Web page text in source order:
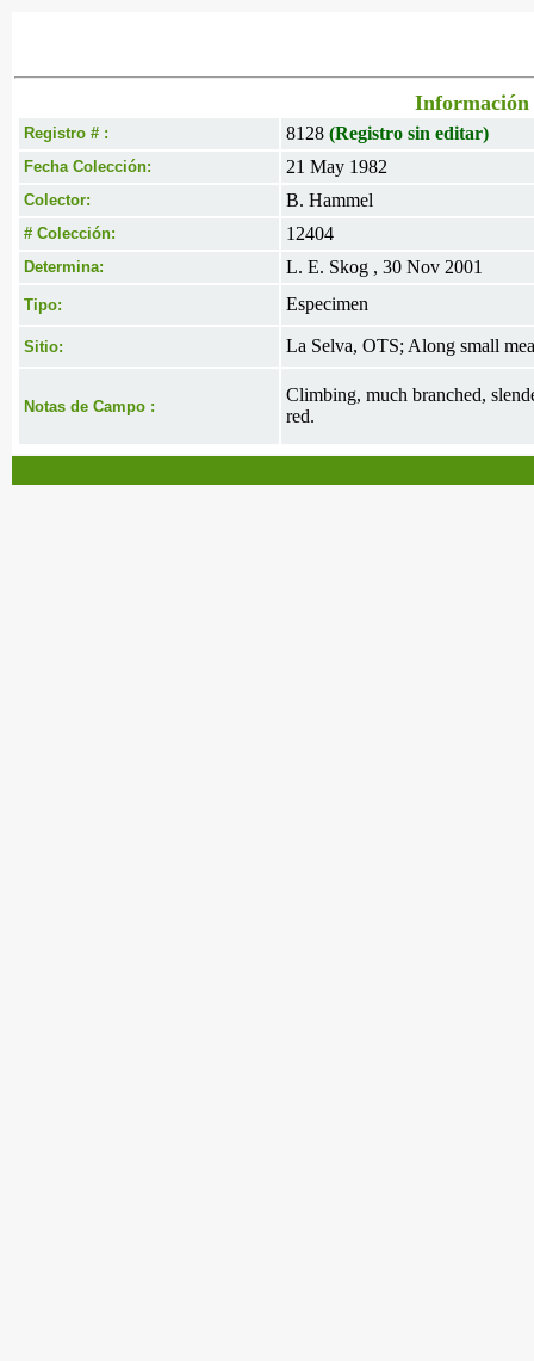
Información
Registro # : 8128 (Registro sin editar)
Fecha Colección: 21 May 1982
Colector: B. Hammel
# Colección: 12404
Determina: L. E. Skog , 30 Nov 2001
Tipo: Especimen
Sitio: La Selva, OTS; Along small
Notas de Campo :
Climbing, much branched,
red.